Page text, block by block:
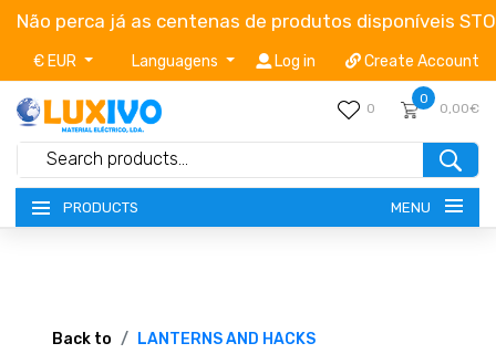
Não perca já as centenas de produtos disponíveis
€ EUR Languagens Log in Create Account
0
0
0,00€
PRODUCTS MENU
TERMS OF SERVICE
Back to LANTERNS AND HACKS